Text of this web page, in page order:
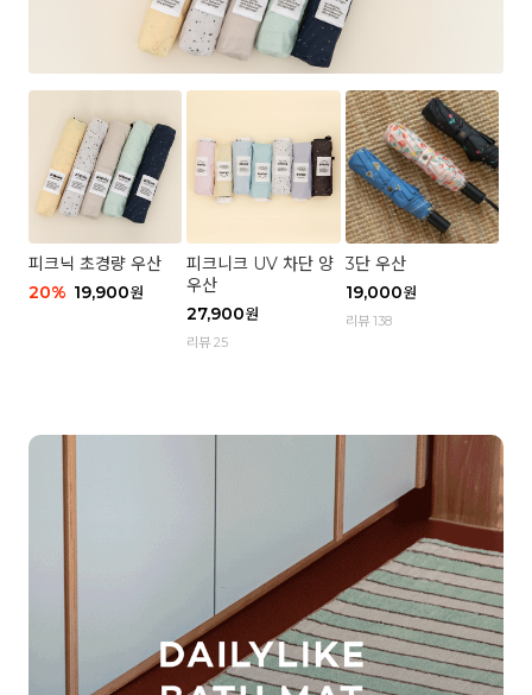
피크닉 초경량 우산
20% 19,900원
피크니크 UV 차단 양
우산
27,900원
리뷰 25
3단 우산
19,000원
리뷰 138